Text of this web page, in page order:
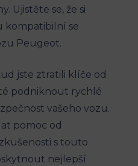
Ujistěte se, že si
kompatibilní se
Peugeot.
jste ztratili klíče od
podniknout rychlé
vašeho vozu.
pomoc od
s touto
nejlepší